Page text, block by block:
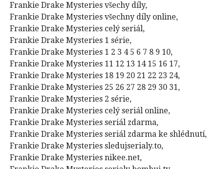
Frankie Drake Mysteries všechy díly,
Frankie Drake Mysteries všechny díly online,
Frankie Drake Mysteries celý seriál,
Frankie Drake Mysteries 1 série,
Frankie Drake Mysteries 1 2 3 4 5 6 7 8 9 10,
Frankie Drake Mysteries 11 12 13 14 15 16 17,
Frankie Drake Mysteries 18 19 20 21 22 23 24,
Frankie Drake Mysteries 25 26 27 28 29 30 31,
Frankie Drake Mysteries 2 série,
Frankie Drake Mysteries celý seriál online,
Frankie Drake Mysteries seriál zdarma,
Frankie Drake Mysteries seriál zdarma ke shlédnutí,
Frankie Drake Mysteries sledujserialy.to,
Frankie Drake Mysteries nikee.net,